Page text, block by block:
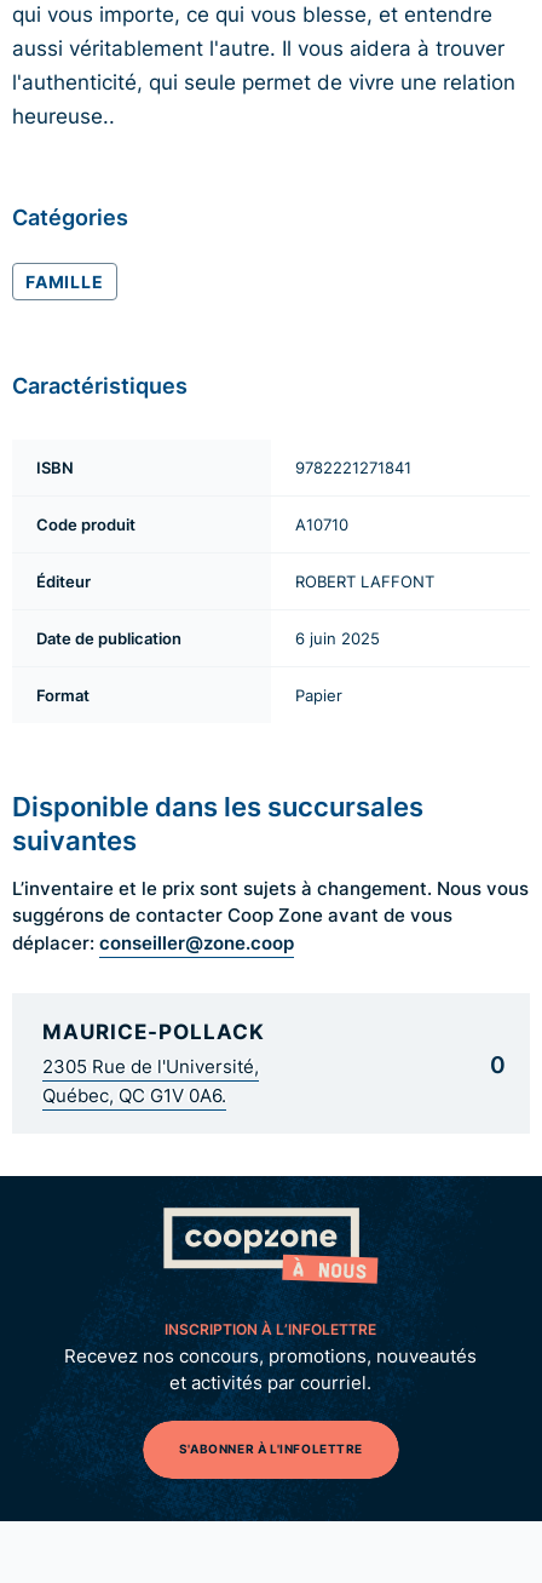
qui vous importe, ce qui vous blesse, et entendre
aussi véritablement l'autre. Il vous aidera à trouver
l'authenticité, qui seule permet de vivre une relation
heureuse..
Catégories
FAMILLE
Caractéristiques
ISBN 9782221271841
Code produit A10710
Éditeur ROBERT LAFFONT
Date de publication 6 juin 2025
Format Papier
Disponible dans les succursales
suivantes
L’inventaire et le prix sont sujets à changement. Nous vous
suggérons de contacter Coop Zone avant de vous
déplacer: conseiller@zone.coop
MAURICE-POLLACK
2305 Rue de l'Université,
Québec, QC G1V 0A6.
0
INSCRIPTION À L’INFOLETTRE
Recevez nos concours, promotions, nouveautés
et activités par courriel.
S'ABONNER À L'INFOLETTRE